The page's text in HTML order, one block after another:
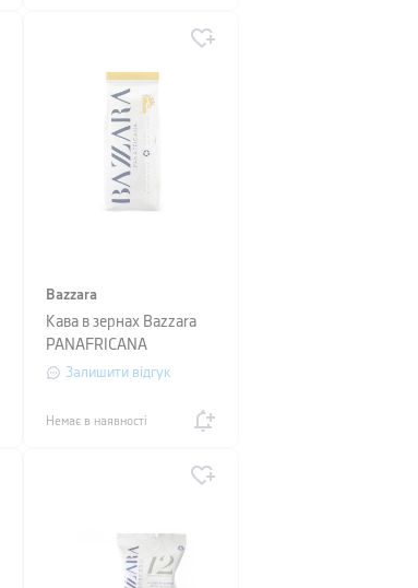
Bazzara
Кава в зернах Bazzara
PANAFRICANA
моносорт (100%), 1 кг
Залишити відгук
Немає в наявності